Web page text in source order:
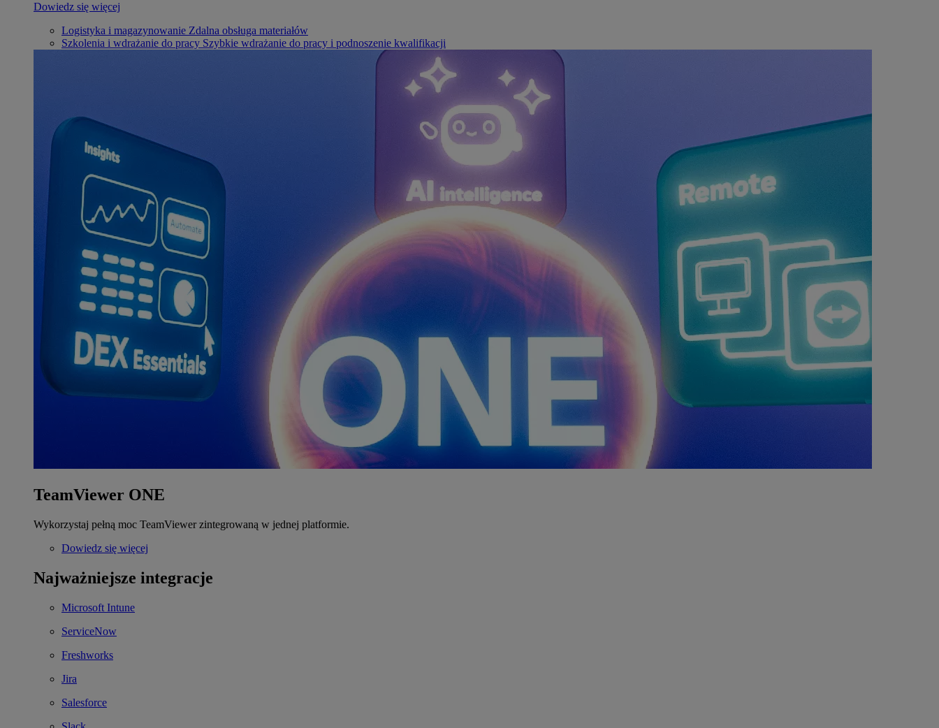
Dowiedz się więcej
Logistyka i magazynowanie Zdalna obsługa materiałów
Szkolenia i wdrażanie do pracy Szybkie wdrażanie do pracy i podnoszenie kwalifikacji
TeamViewer ONE
Wykorzystaj pełną moc TeamViewer zintegrowaną w jednej platformie.
Dowiedz się więcej
Najważniejsze integracje
Microsoft Intune
ServiceNow
Freshworks
Jira
Salesforce